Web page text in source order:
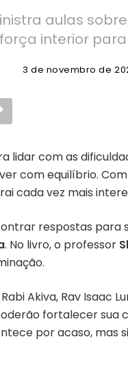
aulas
interior
3 de novembro de
lidar com as
com equilíbrio.
cada vez mais
respostas para
. No livro, o professor
Akiva, Rav Isaac
fortalecer
por acaso, mas